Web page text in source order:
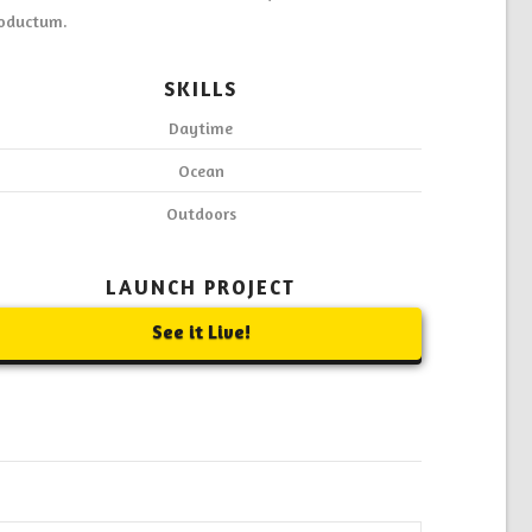
SKILLS
Daytime
Ocean
Outdoors
LAUNCH PROJECT
See it Live!